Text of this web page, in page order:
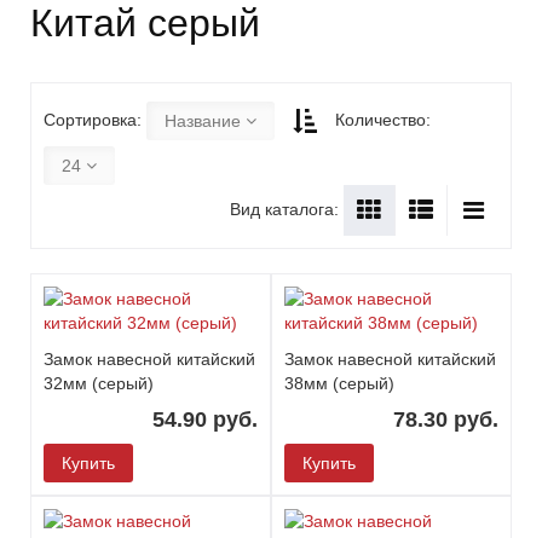
Китай серый
Сортировка: Название Количество:
24
Вид каталога:
Замок навесной китайский
32мм (серый)
54.90 руб.
Купить
Замок навесной китайский
38мм (серый)
78.30 руб.
Купить